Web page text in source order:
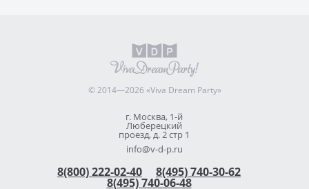
© 2014—2026 «Viva Dream Party»
г. Москва, 1-й
Люберецкий
проезд, д. 2 стр 1
info@v-d-p.ru
8(800) 222-02-40 8(495) 740-30-62
8(495) 740-06-48